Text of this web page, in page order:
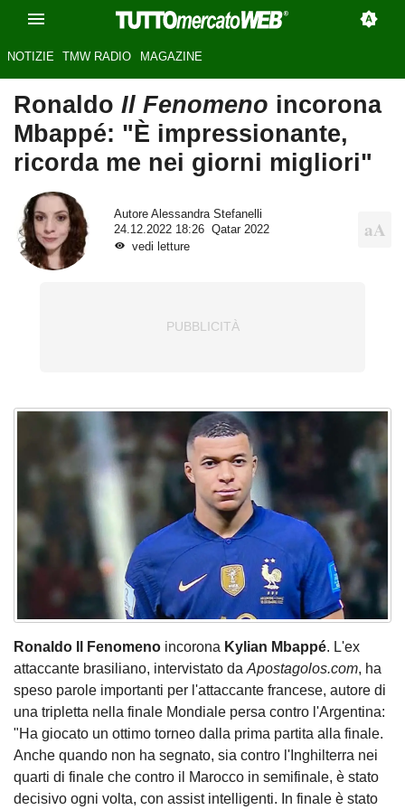
NOTIZIE TMW RADIO MAGAZINE
Ronaldo Il Fenomeno incorona
Mbappé: "È impressionante,
ricorda me nei giorni migliori"
Autore Alessandra Stefanelli
24.12.2022 18:26
Qatar 2022
vedi letture
Ronaldo Il Fenomeno incorona Kylian Mbappé. L'ex
attaccante brasiliano, intervistato da Apostagolos.com, ha
speso parole importanti per l'attaccante francese, autore di
una tripletta nella finale Mondiale persa contro l'Argentina:
"Ha giocato un ottimo torneo dalla prima partita alla finale.
Anche quando non ha segnato, sia contro l'Inghilterra nei
quarti di finale che contro il Marocco in semifinale, è stato
decisivo ogni volta, con assist intelligenti. In finale è stato